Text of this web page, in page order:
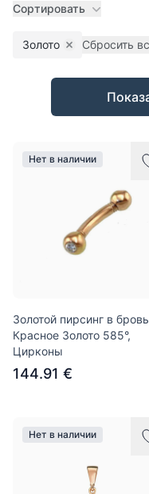
Сортировать
Золото Remove filter
Сбросить
Товары
Нет в наличии
Золотой пирсинг в
Красное Золото 585°,
Цирконы
144.91 €
Нет в наличии